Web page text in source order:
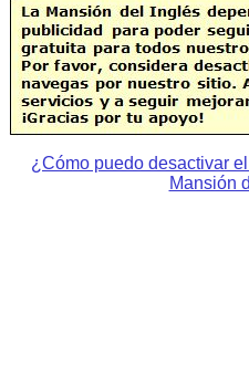
¿Cómo puedo desactivar
Mansión